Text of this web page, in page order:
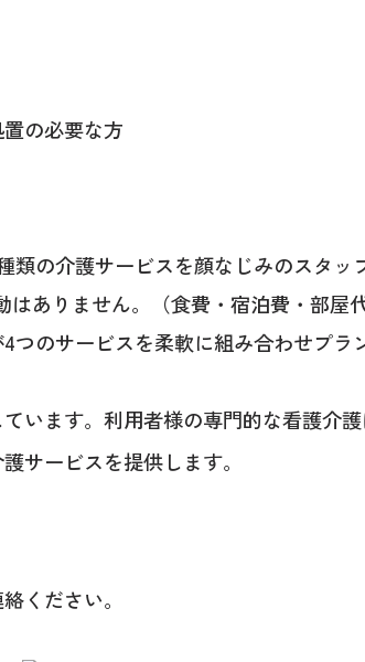
の必要な方
類の介護サービスを顔なじみのスタッ
ありません。（食費・宿泊費・部屋
のサービスを柔軟に組み合わせプラ
います。利用者様の専門的な看護介
サービスを提供します。
ください。